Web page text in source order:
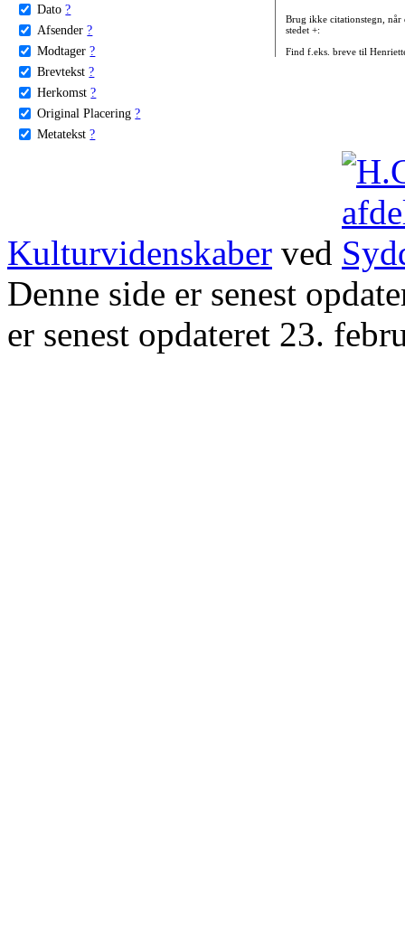
Dato ?
Afsender ?
Modtager ?
Brevtekst ?
Herkomst ?
Original Placering ?
Metatekst ?
Brug ikke citationstegn, når
stedet +:
Find f.eks. breve til
Kulturvidenskaber ved
Denne side er senest
er senest opdateret 23.